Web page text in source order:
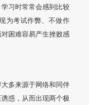
习时常常会感到比较
为考试作弊、不做作
困难容易产生挫败感
多来源于网络和同伴
惑，从而出现两个极